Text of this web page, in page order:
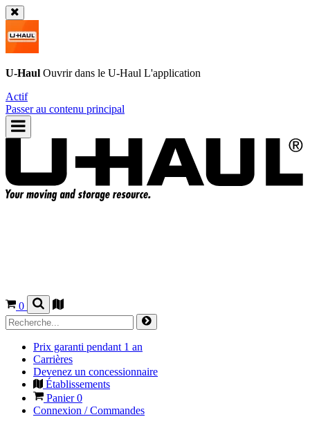
U-Haul Ouvrir dans le U-Haul L'application
Actif
Passer au contenu principal
0
Prix garanti pendant 1 an
Carrières
Devenez un concessionnaire
Établissements
Panier0
Connexion / Commandes